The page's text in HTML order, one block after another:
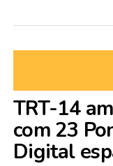
TRT-14
com 23
Digital